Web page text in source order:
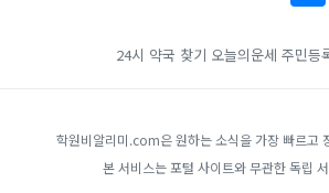
24시 약국 찾기 오늘의운세 주민등
학원비알리미.com은 원하는 소식을 가장 빠르고
본 서비스는 포털 사이트와 무관한 독립